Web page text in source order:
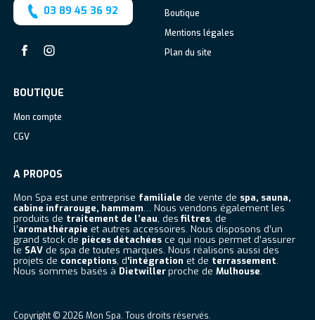
03 89 45 36 92
Boutique
Mentions légales
Plan du site
BOUTIQUE
Mon compte
CGV
A PROPOS
Mon Spa est une entreprise familiale de vente de spa, sauna,
cabine infrarouge, hammam… Nous vendons également les
produits de traitement de l’eau, des filtres, de
l’aromathérapie et autres accessoires. Nous disposons d’un
grand stock de pièces détachéesce qui nous permet d’assurer
le SAVde spa de toutes marques. Nous réalisons aussi des
projets de conceptions, d‘intégration et de terrassement.
Nous sommes basés à Dietwillerproche de Mulhouse.
Copyright © 2026 Mon Spa. Tous droits réservés.